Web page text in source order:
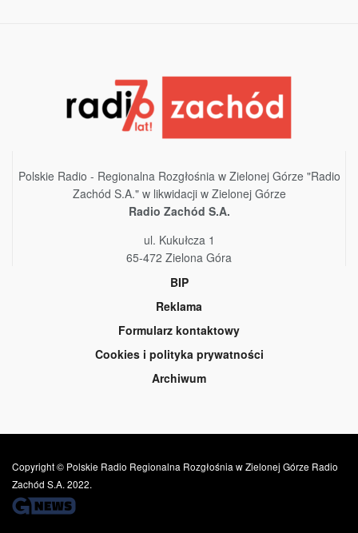
Polskie Radio - Regionalna Rozgłośnia w Zielonej Górze "Radio
Zachód S.A." w likwidacji w Zielonej Górze
Radio Zachód S.A.
ul. Kukułcza 1
65-472 Zielona Góra
BIP
Reklama
Formularz kontaktowy
Cookies i polityka prywatności
Archiwum
Copyright © Polskie Radio Regionalna Rozgłośnia w Zielonej Górze Radio
Zachód S.A. 2022.